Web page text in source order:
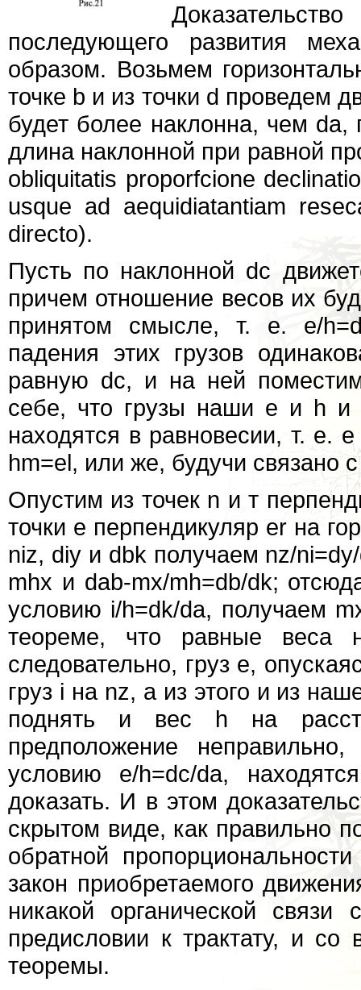
последующего развития
образом. Возьмем
точке b и из точки d проведем
будет более наклонна, чем
длина наклонной при равной
obliquitatis proporfcione
usque ad aequidiatantiam
directo).
Пусть по наклонной dc
причем отношение весов их
принятом смысле, т. е. e/
падения этих грузов
равную dc, и на ней
себе, что грузы наши е и h
находятся в равновесии, т. е.
hm=el, или же, будучи связано
Опустим из точек n и т
точки е перпендикуляр еr на
niz, diy и dbk получаем nz/
mhx и dab-mx/mh=db/dk;
условию i/h=dk/da, получаем
теореме, что равные веса
следовательно, груз е,
груз i на nz, а из этого и из
поднять и вес h на
предположение
условию e/h=dc/da,
доказать. И в этом
скрытом виде, как правильно
обратной
закон приобретаемого
никакой органической
предисловии к трактату, и
теоремы.